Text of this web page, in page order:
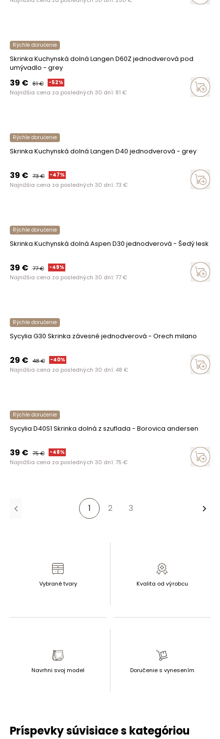
Rýchle doručenie
Skrinka Kuchynská dolná Langen D60Z jednodverová pod
umývadlo - grey
39 € 81€ -52%
Najnižšia cena za posledných 30 dní: 81 €
Rýchle doručenie
Skrinka Kuchynská dolná Langen D40 jednodverová - grey
39 € 73€ -47%
Najnižšia cena za posledných 30 dní: 73 €
Rýchle doručenie
Skrinka Kuchynská dolná Aspen D30 jednodverová - Šedý lesk
39 € 77€ -49%
Najnižšia cena za posledných 30 dní: 77€
Rýchle doručenie
Sycylia G30 Skrinka závesné jednodverová - Orech milano
29 € 48€ -40%
Najnižšia cena za posledných 30 dní: 48 €
Rýchle doručenie
Sycylia D40S1 Skrinka dolná z szuflada - Borovica andersen
39 € 75€ -48%
Najnižšia cena za posledných 30 dní: 75 €
1 2 3
Vybrané tvary Kvalita od výrobcu
Navrhni svoj model Doručenie s vynesením
Príspevky súvisiace s kategóriou